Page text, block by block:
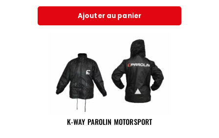
Ajouter au panier
K-WAY PAROLIN MOTORSPORT